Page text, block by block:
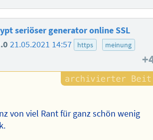
seriöser generator online SSL
21.05.2021 14:57 https meinung
von viel Rant für ganz schön wenig